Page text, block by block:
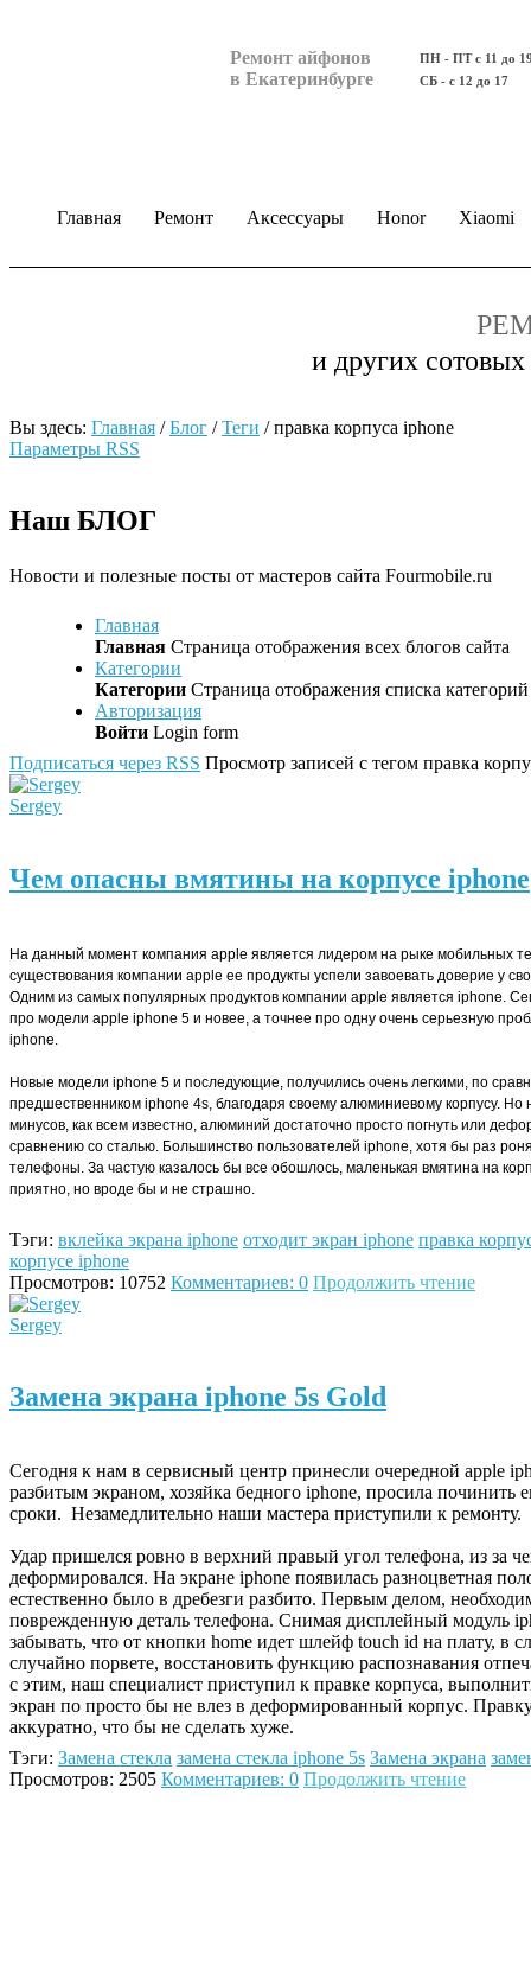
Ремонт айфонов
в Екатеринбурге
ПН - ПТ с 11 до
СБ - с 12 до 17
Главная Ремонт Аксессуары Honor Xiaomi
и других
Вы здесь: Главная /Блог /Теги /правка корпуса iphone
Параметры RSS
Наш БЛОГ
Новости и полезные посты от мастеров сайта Fourmobile.ru
Главная
Главная Страница отображения всех блогов сайта
Категории
Категории Страница отображения списка
Авторизация
Войти Login form
Подписаться через RSS Просмотр записей с тегом правка
Sergey
Чем опасны вмятины на корпусе iphone
На данный момент компания apple является лидером на рыке мобильных
существования компании apple ее продукты успели завоевать доверие у
Одним из самых популярных продуктов компании apple является iphone.
про модели apple iphone 5 и новее, а точнее про одну очень серьезную
iphone.
Новые модели iphone 5 и последующие, получились очень легкими, по
предшественником iphone 4s, благодаря своему алюминиевому корпусу. Но
минусов, как всем известно, алюминий достаточно просто погнуть или
сравнению со сталью. Большинство пользователей iphone, хотя бы раз
телефоны. За частую казалось бы все обошлось, маленькая вмятина на
приятно, но вроде бы и не страшно.
Тэги: вклейка экрана iphone отходит экран iphone правка
корпусе iphone
Просмотров: 10752 Комментариев: 0 Продолжить чтение
Sergey
Замена экрана iphone 5s Gold
Сегодня к нам в сервисный центр принесли очередной apple
разбитым экраном, хозяйка бедного iphone, просила починить
сроки. Незамедлительно наши мастера приступили к ремонту.
Удар пришелся ровно в верхний правый угол телефона, из за
деформировался. На экране iphone появилась разноцветная
естественно было в дребезги разбито. Первым делом,
поврежденную деталь телефона. Снимая дисплейный модуль
забывать, что от кнопки home идет шлейф touch id на плату, в
случайно порвете, восстановить функцию распознавания
с этим, наш специалист приступил к правке корпуса,
экран по просто бы не влез в деформированный корпус.
аккуратно, что бы не сделать хуже.
Тэги: Замена стекла замена стекла iphone 5s Замена экрана
Просмотров: 2505 Комментариев: 0 Продолжить чтение